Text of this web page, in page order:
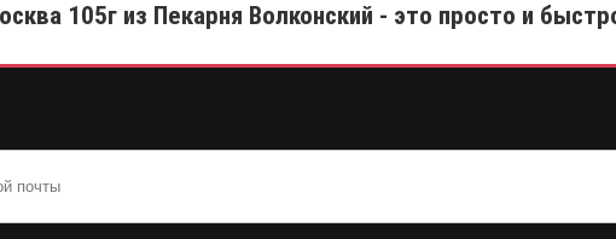
105г из Пекарня Волконский - это просто и